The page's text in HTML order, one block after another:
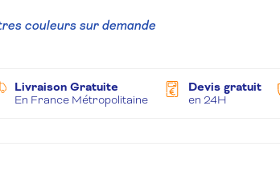
couleurs sur demande
Livraison Gratuite
En France Métropolitaine
Devis gratuit
en 24H